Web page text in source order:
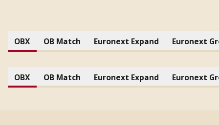
OBX OB Match Euronext Expand Euronext
OBX OB Match Euronext Expand Euronext